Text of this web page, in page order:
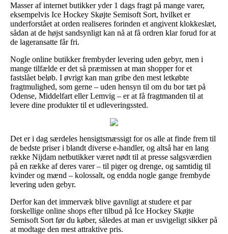
Masser af internet butikker yder 1 dags fragt på mange varer,
eksempelvis Ice Hockey Skøjte Semisoft Sort, hvilket er
underforstået at orden realiseres forinden et angivent klokkeslæt,
sådan at de højst sandsynligt kan nå at få ordren klar forud for at
de lageransatte får fri.
Nogle online butikker frembyder levering uden gebyr, men i
mange tilfælde er det så præmissen at man shopper for et
fastslået beløb. I øvrigt kan man gribe den mest letkøbte
fragtmulighed, som gerne – uden hensyn til om du bor tæt på
Odense, Middelfart eller Lemvig – er at få fragtmanden til at
levere dine produkter til et udleveringssted.
Det er i dag særdeles hensigtsmæssigt for os alle at finde frem til
de bedste priser i blandt diverse e-handler, og altså har en lang
række Nijdam netbutikker været nødt til at presse salgsværdien
på en række af deres varer – til piger og drenge, og samtidig til
kvinder og mænd – kolossalt, og endda nogle gange frembyde
levering uden gebyr.
Derfor kan det immervæk blive gavnligt at studere et par
forskellige online shops efter tilbud på Ice Hockey Skøjte
Semisoft Sort før du køber, således at man er usvigeligt sikker på
at modtage den mest attraktive pris.